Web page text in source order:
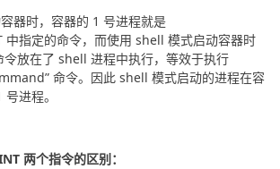
器时，容器的 1 号进程就是
中指定的命令，而使用 shell 模式启动容器时
令放在了 shell 进程中执行，等效于执行
命令。因此 shell 模式启动的进程在容
进程。
两个指令的区别：